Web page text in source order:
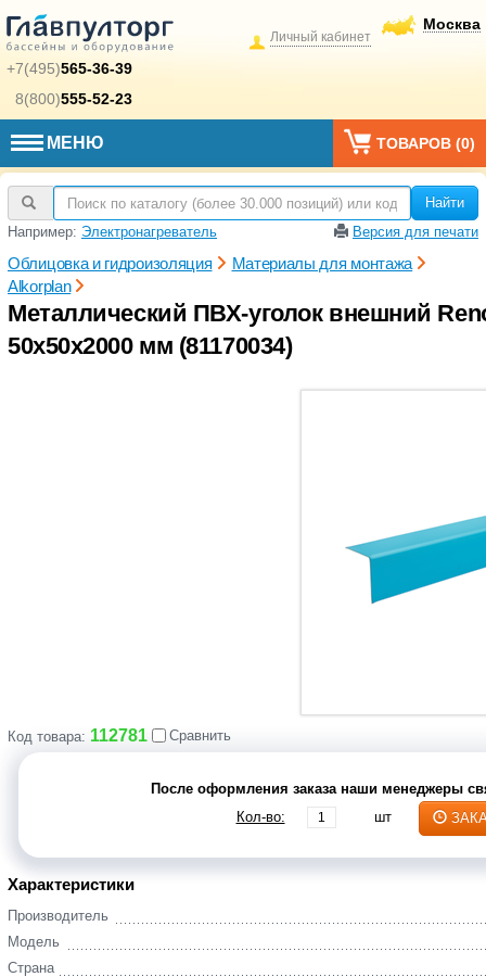
+7(495)565-36-39
8(800)555-52-23
Москва
Личный кабинет
МЕНЮ ТОВАРОВ (0)
Найти
Например: Электронагреватель Версия для печати
Облицовка и гидроизоляция
Материалы для монтажа
Alkorplan
Металлический ПВХ-уголок внешний
50х50х2000 мм (81170034)
Код товара: 112781 Сравнить
После оформления заказа наши менеджеры
Кол-во:
шт
Характеристики
Производитель
Модель
Страна